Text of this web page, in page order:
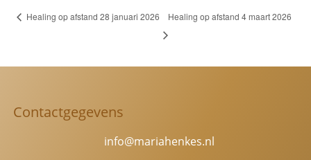
Healing op afstand 28 januari 2026 Healing op afstand 4 maart 2026
Contactgegevens
info@mariahenkes.nl